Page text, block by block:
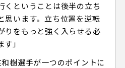
くということは後半の立ち
思います。立ち位置を逆転
りをもっと強く入らせる必
」
樹選手が一つのポイントに